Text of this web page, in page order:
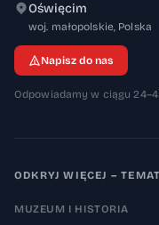
Oświęcim
woj. małopolskie, 32-600
Polska
Napisz do nas
Odpowiadamy w ciągu
ODKRYJ WIĘCEJ –
MUZEUM I HISTORIA